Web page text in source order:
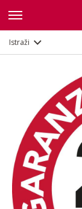
Istraži